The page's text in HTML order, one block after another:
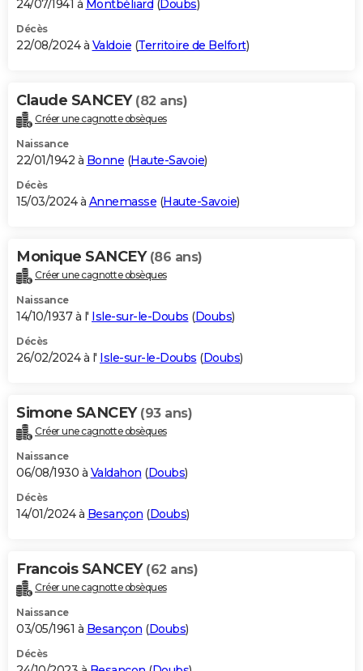
24/07/1941 à Montbéliard (Doubs)
Décès
22/08/2024 à Valdoie (Territoire de Belfort)
Claude SANCEY (82 ans)
Créer une cagnotte obsèques
Naissance
22/01/1942 à Bonne (Haute-Savoie)
Décès
15/03/2024 à Annemasse (Haute-Savoie)
Monique SANCEY (86 ans)
Créer une cagnotte obsèques
Naissance
14/10/1937 à l' Isle-sur-le-Doubs (Doubs)
Décès
26/02/2024 à l' Isle-sur-le-Doubs (Doubs)
Simone SANCEY (93 ans)
Créer une cagnotte obsèques
Naissance
06/08/1930 à Valdahon (Doubs)
Décès
14/01/2024 à Besançon (Doubs)
Francois SANCEY (62 ans)
Créer une cagnotte obsèques
Naissance
03/05/1961 à Besançon (Doubs)
Décès